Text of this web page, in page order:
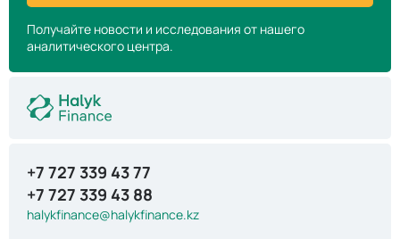
Получайте новости и исследования от нашего
аналитического центра.
+7 727 339 43 77
+7 727 339 43 88
halykfinance@halykfinance.kz